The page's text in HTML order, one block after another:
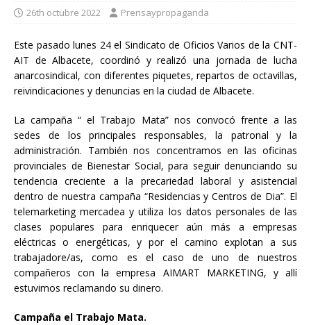
26th octubre 2022 Prensaypropaganda
Este pasado lunes 24 el Sindicato de Oficios Varios de la CNT-
AIT de Albacete, coordinó y realizó una jornada de lucha
anarcosindical, con diferentes piquetes, repartos de octavillas,
reivindicaciones y denuncias en la ciudad de Albacete.
La campaña “ el Trabajo Mata” nos convocó frente a las
sedes de los principales responsables, la patronal y la
administración. También nos concentramos en las oficinas
provinciales de Bienestar Social, para seguir denunciando su
tendencia creciente a la precariedad laboral y asistencial
dentro de nuestra campaña “Residencias y Centros de Dia”. El
telemarketing mercadea y utiliza los datos personales de las
clases populares para enriquecer aún más a empresas
eléctricas o energéticas, y por el camino explotan a sus
trabajadore/as, como es el caso de uno de nuestros
compañeros con la empresa AIMART MARKETING, y allí
estuvimos reclamando su dinero.
Campaña el Trabajo Mata.